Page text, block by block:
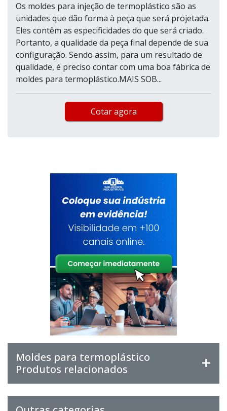
Os moldes para injeção de termoplástico são as
unidades que dão forma à peça que será projetada.
Eles contêm as especificidades do que será criado.
Portanto, a qualidade da peça final depende de sua
configuração. Sendo assim, para um resultado de
qualidade, é preciso contar com uma boa fábrica de
moldes para termoplástico.MAIS SOB...
Cotar agora
Moldes para termoplástico
Produtos relacionados